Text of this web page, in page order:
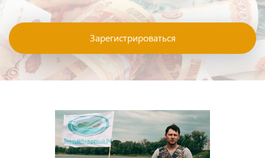
Зарегистрироваться